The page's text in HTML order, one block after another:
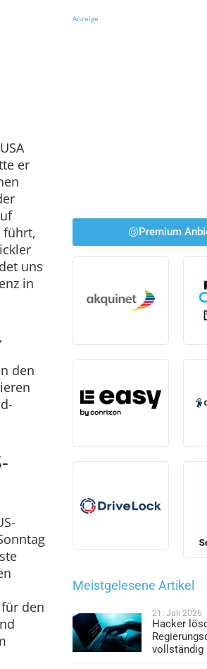
er
führt,
uns
in
den
den
Anzeige
Premium
Meistgelesene Artikel
21. Juli 2026
Hacker
vollständig